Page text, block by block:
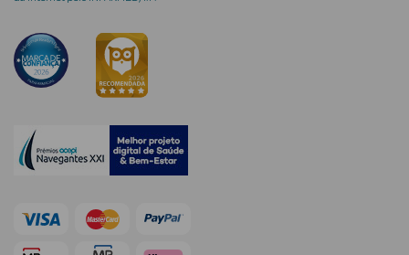
Coffrets de
Homem